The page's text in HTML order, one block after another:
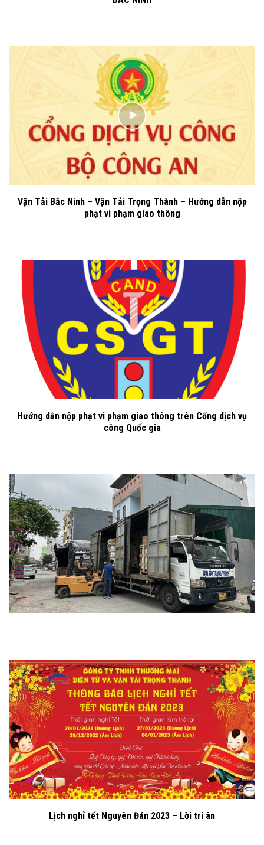
Vận Tải Bắc Ninh – Vận Tải Trọng Thành – Hướng dẫn nộp
phạt vi phạm giao thông
Hướng dẫn nộp phạt vi phạm giao thông trên Cổng dịch vụ
công Quốc gia
Lịch nghỉ tết Nguyên Đán 2023 – Lời tri ân